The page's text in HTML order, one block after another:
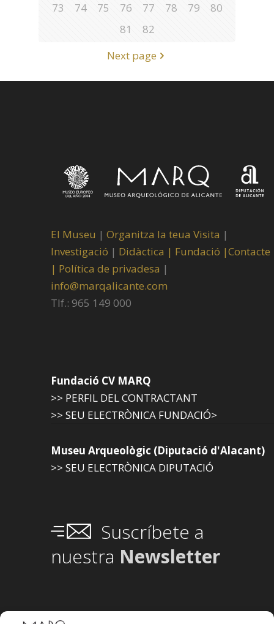
73
74 75 76 77 78 79
80
81
82
Next page
El Museu | Organitza la teua Visita |
Investigació | Didàctica | Fundació |Contacte
| Política de privadesa |
info@marqalicante.com
Tlf.: 965 149 000
Fundació CV MARQ
>> PERFIL DEL CONTRACTANT
>> SEU ELECTRÒNICA FUNDACIÓ>
Museu Arqueològic (Diputació d'Alacant)
>> SEU ELECTRÒNICA DIPUTACIÓ
Suscríbete a
nuestra Newsletter